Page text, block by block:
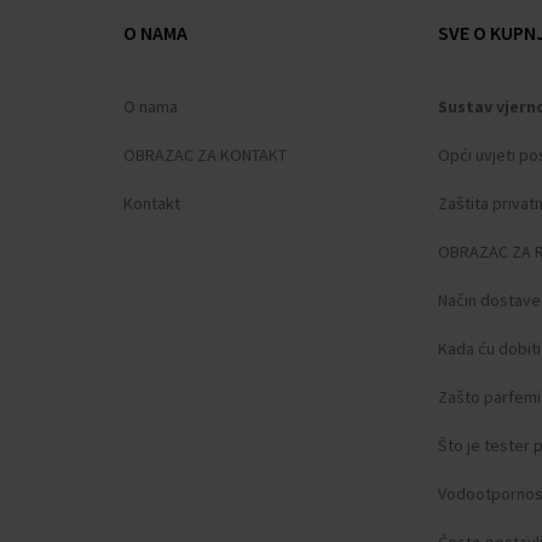
Case shape: Kvadrat
Caseback: Pričvršćeno, Dno od nehrđajućeg
Lighting: Osvijetljene kazaljke, Osvijetljeni
Scope of delivery: Kutija, Upute, Pakiranje,
O NAMA
O nama
OBRAZAC ZA KONTAKT
Kontakt
SVE O
Sustav
Opći uvjeti
Zaštita
OBRAZAC ZA
Način dostave
Kada ću
Zašto
Što je tester